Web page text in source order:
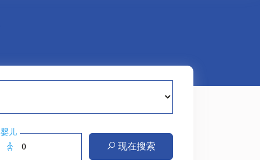
婴儿
现在搜索